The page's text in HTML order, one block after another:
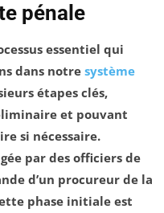
pénale
essentiel qui
dans notresystème
étapes clés,
et pouvant
si nécessaire.
par des officiers de
d’un procureur de la
phase initiale est